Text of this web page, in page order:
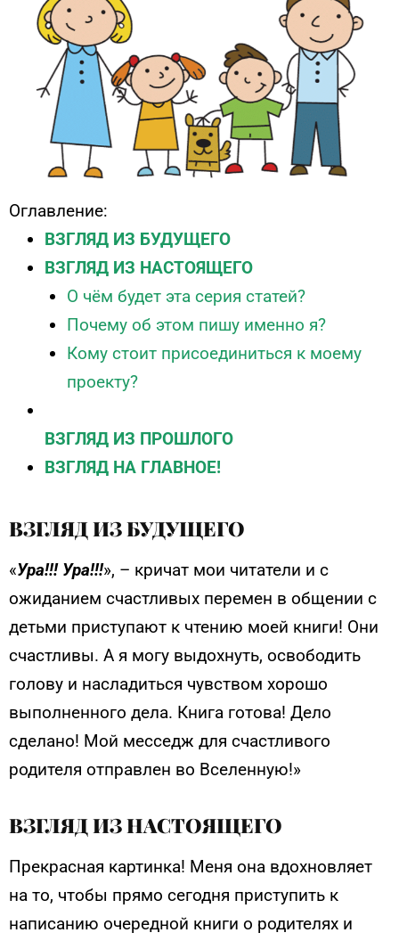
Оглавление:
ВЗГЛЯД ИЗ БУДУЩЕГО
ВЗГЛЯД ИЗ НАСТОЯЩЕГО
О чём будет эта серия статей?
Почему об этом пишу именно я?
Кому стоит присоединиться к моему
проекту?
ВЗГЛЯД ИЗ ПРОШЛОГО
ВЗГЛЯД НА ГЛАВНОЕ!
ВЗГЛЯД ИЗ БУДУЩЕГО
«Ура!!! Ура!!!», – кричат мои читатели и с
ожиданием счастливых перемен в общении с
детьми приступают к чтению моей книги! Они
счастливы. А я могу выдохнуть, освободить
голову и насладиться чувством хорошо
выполненного дела. Книга готова! Дело
сделано! Мой месседж для счастливого
родителя отправлен во Вселенную!»
ВЗГЛЯД ИЗ НАСТОЯЩЕГО
Прекрасная картинка! Меня она вдохновляет
на то, чтобы прямо сегодня приступить к
написанию очередной книги о родителях и